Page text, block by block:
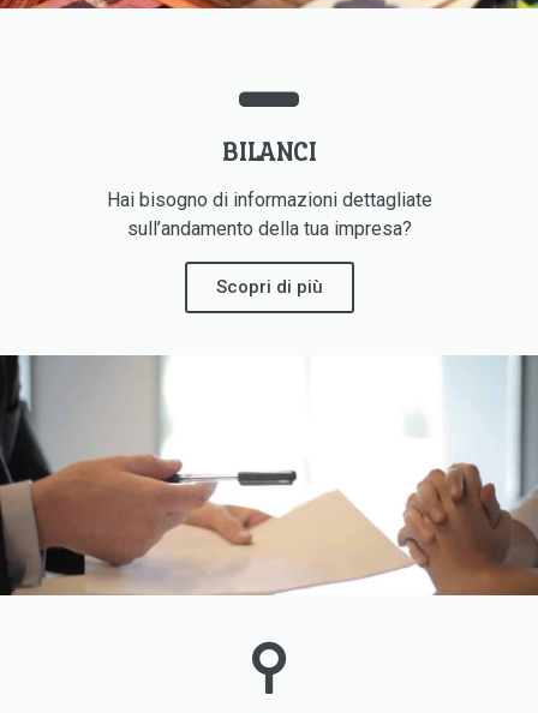
BILANCI
Hai bisogno di informazioni dettagliate
sull’andamento della tua impresa?
Scopri di più